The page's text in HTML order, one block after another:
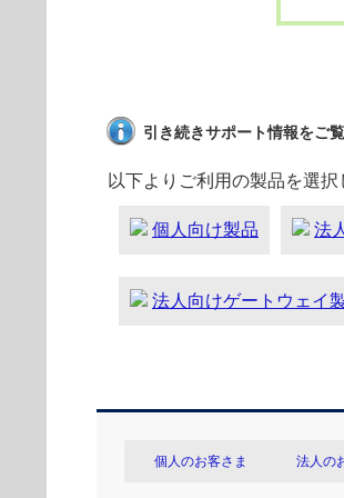
引き続きサポート情報をご
以下よりご利用の製品を選
個人向け製品 法
法人向けゲートウェイ
個人のお客さま 法人の